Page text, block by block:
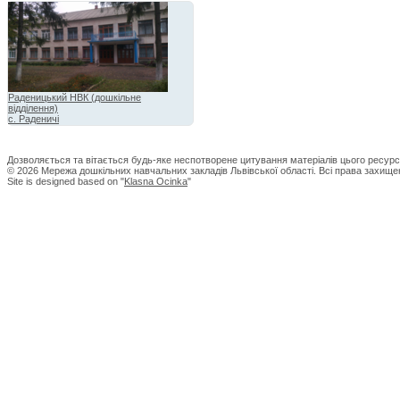
Раденицький НВК (дошкільне
відділення)
с. Раденичі
Дозволяється та вітається будь-яке неспотворене цитування матеріалів цього
© 2026 Мережа дошкільних навчальних закладів Львівської області. Всі права
Site is designed based on "Klasna Ocinka"